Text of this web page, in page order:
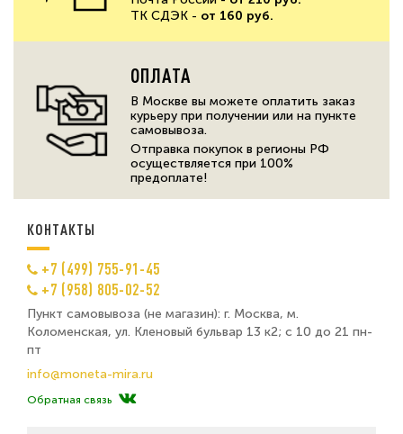
ТК СДЭК - от 160 руб.
ОПЛАТА
В Москве вы можете оплатить заказ
курьеру при получении или на пункте
самовывоза.
Отправка покупок в регионы РФ
осуществляется при 100%
предоплате!
КОНТАКТЫ
+7 (499) 755-91-45
+7 (958) 805-02-52
Пункт самовывоза (не магазин): г. Москва, м.
Коломенская, ул. Кленовый бульвар 13 к2; с 10 до 21 пн-
пт
info@moneta-mira.ru
Обратная связь